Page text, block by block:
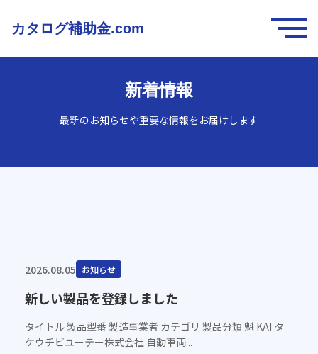
カタログ補助金.com
新着情報
最新のお知らせや重要な情報をお届けします
2026.08.05 お知らせ
新しい製品を登録しました
タイトル 製品型番 製造事業者 カテゴリ 製品分類 魁 KAI タ
ケウチビユーテー株式会社 自動車両...